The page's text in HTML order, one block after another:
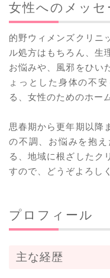
女性へのメッセ
的野ウィメンズクリニ
ル処方はもちろん、生
お悩みや、風邪をひい
ょっとした身体の不
る、女性のためのホー
思春期から更年期以降
の不調、お悩みを抱
る、地域に根ざしたク
すので、どうぞよろし
プロフィール
主な経歴